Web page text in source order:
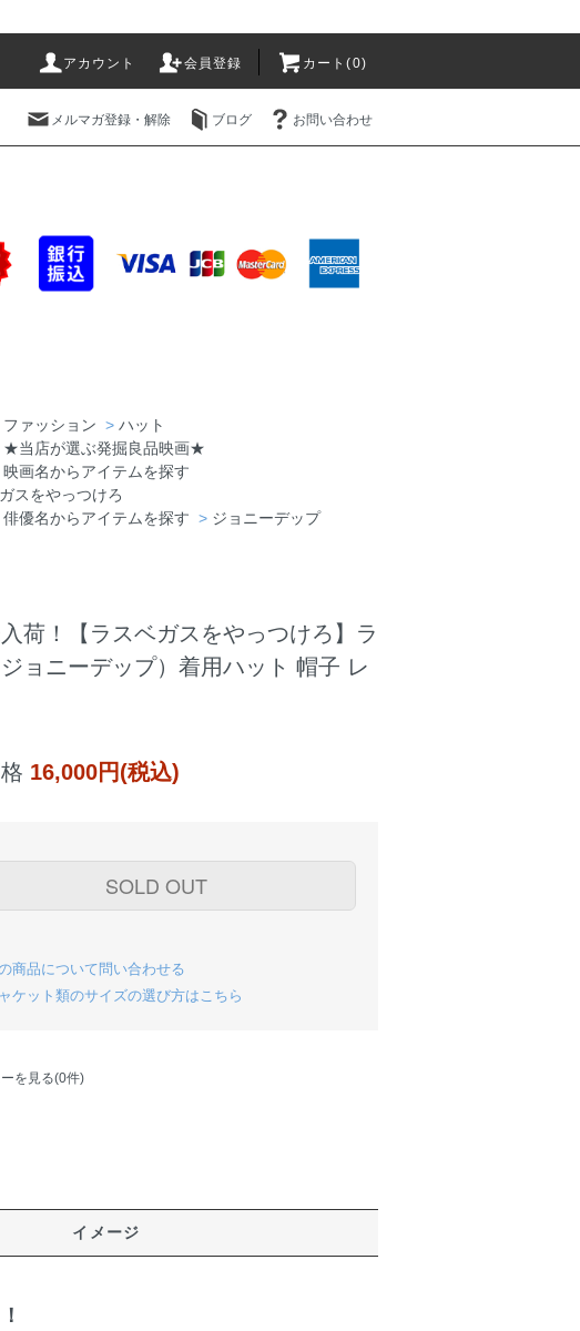
アカウント 会員登録 カート(0)
メルマガ登録・解除 ブログ お問い合わせ
ファッション > ハット
★当店が選ぶ発掘良品映画★
映画名からアイテムを探す
スをやっつけろ
俳優名からアイテムを探す > ジョニーデップ
荷！【ラスベガスをやっつけろ】ラ
ョニーデップ）着用ハット 帽子 レ
16,000円(税込)
SOLD OUT
商品について問い合わせる
ケット類のサイズの選び方はこちら
を見る(0件)
イメージ